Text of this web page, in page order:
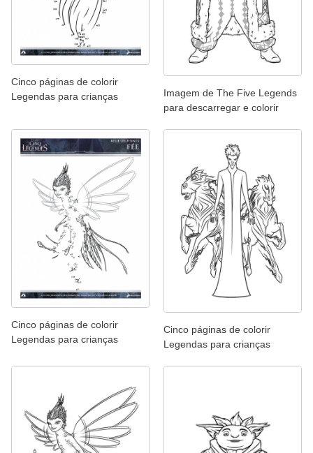
Cinco páginas de colorir
Legendas para crianças
Imagem de The Five Legends
para descarregar e colorir
Cinco páginas de colorir
Legendas para crianças
Cinco páginas de colorir
Legendas para crianças